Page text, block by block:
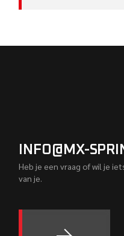
INFO@MX-
Heb je een vraag of wil je
van je.